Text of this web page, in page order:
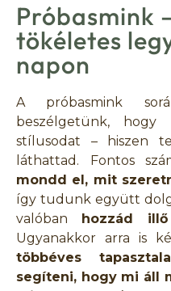
Próbasmink
tökéletes
napon
A próbasmink
beszélgetünk, hogy
stílusodat – hiszen
láthattad. Fontos
mondd el, mit
így tudunk együtt
valóban hozzád
Ugyanakkor arra is
többéves
segíteni, hogy mi áll